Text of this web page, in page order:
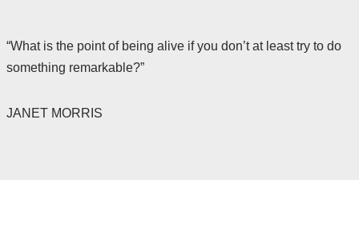
“What is the point of being alive if you don’t at least try to do
something remarkable?”
JANET MORRIS